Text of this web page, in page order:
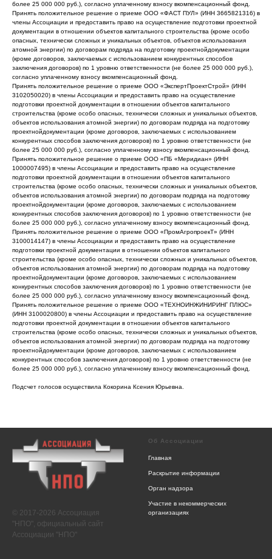
более 25 000 000 руб.), согласно уплаченному взносу вкомпенсационный фонд.
Принять положительное решение о приеме ООО «ФАСТ ПУЛ» (ИНН 3665821316) в
члены Ассоциации и предоставить право на осуществление подготовки проектной
документации в отношении объектов капитального строительства (кроме особо
опасных, технически сложных и уникальных объектов, объектов использования
атомной энергии) по договорам подряда на подготовку проектнойдокументации
(кроме договоров, заключаемых с использованием конкурентных способов
заключения договоров) по 1 уровню ответственности (не более 25 000 000 руб.),
согласно уплаченному взносу вкомпенсационный фонд.
Принять положительное решение о приеме ООО «ЭкспертПроектСтрой» (ИНН
3102050020) в члены Ассоциации и предоставить право на осуществление
подготовки проектной документации в отношении объектов капитального
строительства (кроме особо опасных, технически сложных и уникальных объектов,
объектов использования атомной энергии) по договорам подряда на подготовку
проектнойдокументации (кроме договоров, заключаемых с использованием
конкурентных способов заключения договоров) по 1 уровню ответственности (не
более 25 000 000 руб.), согласно уплаченному взносу вкомпенсационный фонд.
Принять положительное решение о приеме ООО «ПБ «Меридиан» (ИНН
1000007495) в члены Ассоциации и предоставить право на осуществление
подготовки проектной документации в отношении объектов капитального
строительства (кроме особо опасных, технически сложных и уникальных объектов,
объектов использования атомной энергии) по договорам подряда на подготовку
проектнойдокументации (кроме договоров, заключаемых с использованием
конкурентных способов заключения договоров) по 1 уровню ответственности (не
более 25 000 000 руб.), согласно уплаченному взносу вкомпенсационный фонд.
Принять положительное решение о приеме ООО «ПромАгропроекТ» (ИНН
3100014147) в члены Ассоциации и предоставить право на осуществление
подготовки проектной документации в отношении объектов капитального
строительства (кроме особо опасных, технически сложных и уникальных объектов,
объектов использования атомной энергии) по договорам подряда на подготовку
проектнойдокументации (кроме договоров, заключаемых с использованием
конкурентных способов заключения договоров) по 1 уровню ответственности (не
более 25 000 000 руб.), согласно уплаченному взносу вкомпенсационный фонд.
Принять положительное решение о приеме ООО «ТЕХНОИНЖИНИРИНГ ПЛЮС»
(ИНН 3100020800) в члены Ассоциации и предоставить право на осуществление
подготовки проектной документации в отношении объектов капитального
строительства (кроме особо опасных, технически сложных и уникальных объектов,
объектов использования атомной энергии) по договорам подряда на подготовку
проектнойдокументации (кроме договоров, заключаемых с использованием
конкурентных способов заключения договоров) по 1 уровню ответственности (не
более 25 000 000 руб.), согласно уплаченному взносу вкомпенсационный фонд.
Подсчет голосов осуществила Кокорина Ксения Юрьевна.
© 2017-2026 Ассоциация
"НПО", официальный сайт
Ассоциации "НПО"
Об Ассоциации
Главная
Раскрытие информации
Орган надзора
Участие в некоммерческих
организациях